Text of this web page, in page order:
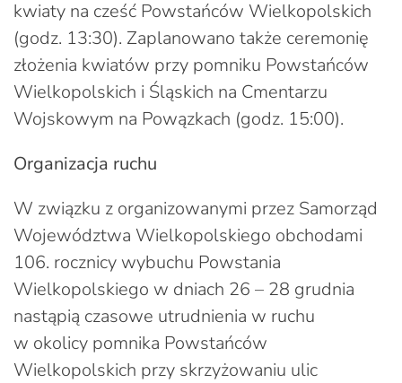
kwiaty na cześć Powstańców Wielkopolskich
(godz. 13:30). Zaplanowano także ceremonię
złożenia kwiatów przy pomniku Powstańców
Wielkopolskich i Śląskich na Cmentarzu
Wojskowym na Powązkach (godz. 15:00).
Organizacja ruchu
W związku z organizowanymi przez Samorząd
Województwa Wielkopolskiego obchodami
106. rocznicy wybuchu Powstania
Wielkopolskiego w dniach 26 – 28 grudnia
nastąpią czasowe utrudnienia w ruchu
w okolicy pomnika Powstańców
Wielkopolskich przy skrzyżowaniu ulic